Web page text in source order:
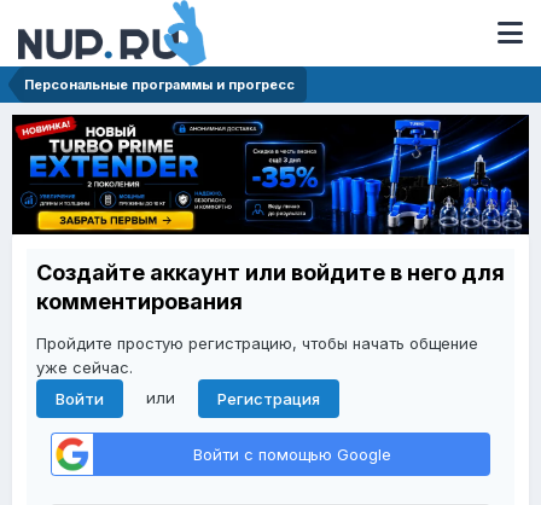
Персональные программы и прогресс
Создайте аккаунт или войдите в него для
комментирования
Пройдите простую регистрацию, чтобы начать общение
уже сейчас.
Войти
или Регистрация
Войти с помощью Google